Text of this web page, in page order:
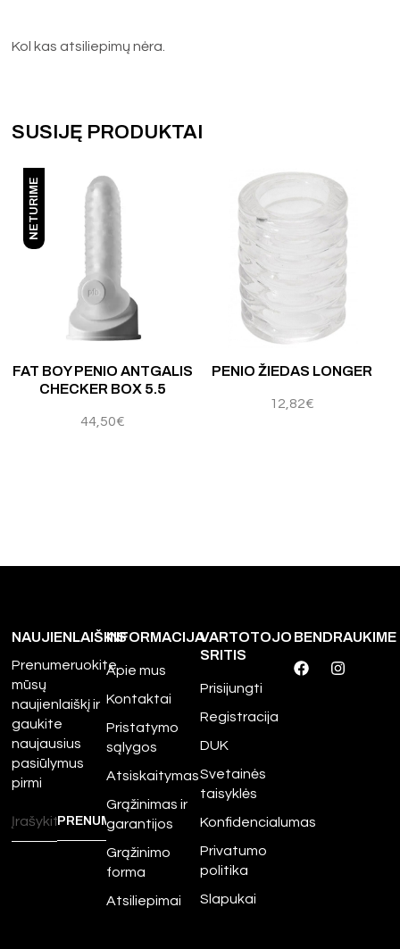
Kol kas atsiliepimų nėra.
SUSIJĘ PRODUKTAI
NETURIME
FAT BOY PENIO ANTGALIS
CHECKER BOX 5.5
44,50€
PENIO ŽIEDAS LONGER
12,82€
Įvertinimas:5.00iš 5
NAUJIENLAIŠKIS
Prenumeruokite
mūsų
naujienlaiškį ir
gaukite
naujausius
pasiūlymus
pirmi
INFORMACIJA
Apie mus
Kontaktai
Pristatymo
sąlygos
Atsiskaitymas
Grąžinimas ir
garantijos
Grąžinimo
forma
Atsiliepimai
VARTOTOJO
SRITIS
Prisijungti
Registracija
DUK
Svetainės
taisyklės
Konfidencialumas
Privatumo
politika
Slapukai
BENDRAUKIME